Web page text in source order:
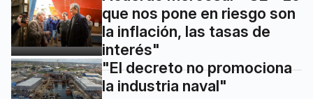
que nos pone en riesgo son
la inflación, las tasas de
interés"
"El decreto no promociona
la industria naval"